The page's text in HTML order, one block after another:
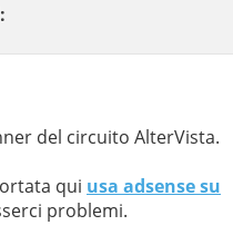
del circuito AlterVista.
qui usa adsense su
problemi.